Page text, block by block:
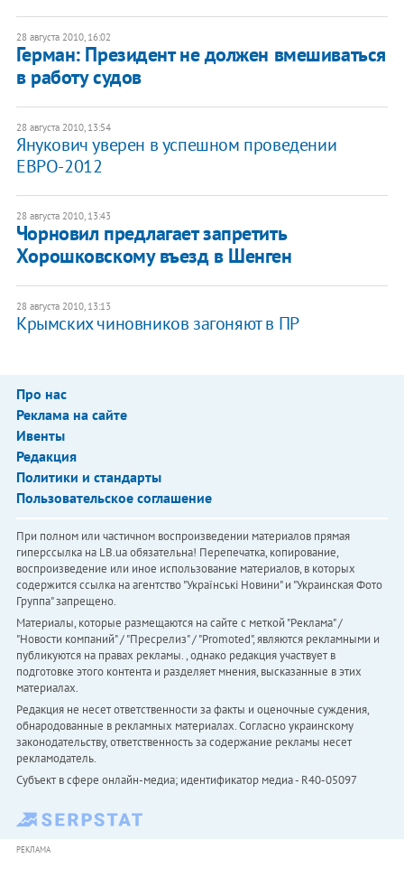
28 августа 2010, 16:02
Герман: Президент не должен вмешиваться
в работу судов
28 августа 2010, 13:54
Янукович уверен в успешном проведении
ЕВРО-2012
28 августа 2010, 13:43
Чорновил предлагает запретить
Хорошковскому въезд в Шенген
28 августа 2010, 13:13
Крымских чиновников загоняют в ПР
Про нас
Реклама на сайте
Ивенты
Редакция
Политики и стандарты
Пользовательское соглашение
При полном или частичном воспроизведении материалов прямая
гиперссылка на LB.ua обязательна! Перепечатка, копирование,
воспроизведение или иное использование материалов, в которых
содержится ссылка на агентство "Українськi Новини" и "Украинская Фото
Группа" запрещено.
Материалы, которые размещаются на сайте с меткой "Реклама" /
"Новости компаний" / "Пресрелиз" / "Promoted", являются рекламными и
публикуются на правах рекламы. , однако редакция участвует в
подготовке этого контента и разделяет мнения, высказанные в этих
материалах.
Редакция не несет ответственности за факты и оценочные суждения,
обнародованные в рекламных материалах. Согласно украинскому
законодательству, ответственность за содержание рекламы несет
рекламодатель.
Субъект в сфере онлайн-медиа; идентификатор медиа - R40-05097
РЕКЛАМА